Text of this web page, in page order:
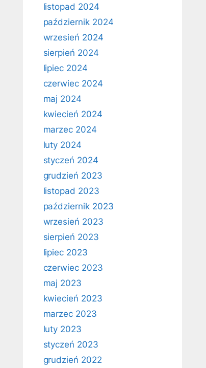
listopad 2024
październik 2024
wrzesień 2024
sierpień 2024
lipiec 2024
czerwiec 2024
maj 2024
kwiecień 2024
marzec 2024
luty 2024
styczeń 2024
grudzień 2023
listopad 2023
październik 2023
wrzesień 2023
sierpień 2023
lipiec 2023
czerwiec 2023
maj 2023
kwiecień 2023
marzec 2023
luty 2023
styczeń 2023
grudzień 2022